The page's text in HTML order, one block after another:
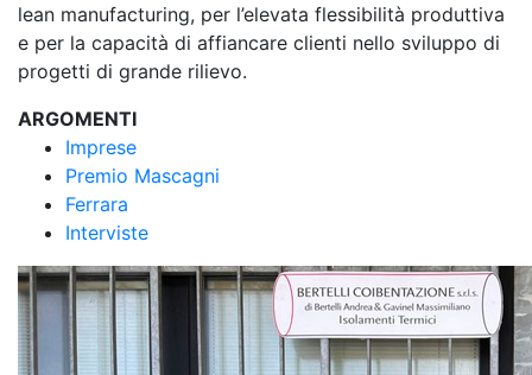
lean manufacturing, per l’elevata flessibilità produttiva
e per la capacità di affiancare clienti nello sviluppo di
progetti di grande rilievo.
ARGOMENTI
Imprese
Premio Mascagni
Ferrara
Interviste